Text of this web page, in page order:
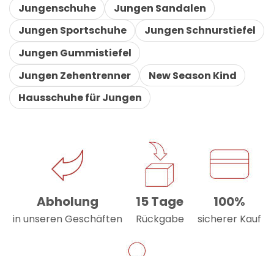
Jungenschuhe
Jungen Sandalen
Jungen Sportschuhe
Jungen Schnurstiefel
Jungen Gummistiefel
Jungen Zehentrenner
New Season Kind
Hausschuhe für Jungen
Abholung
in unseren Geschäften
15 Tage
Rückgabe
100%
sicherer Kauf